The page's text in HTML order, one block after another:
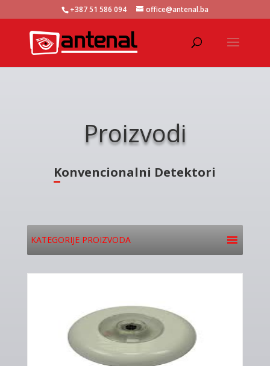
+387 51 586 094 office@antenal.ba
Proizvodi
Konvencionalni Detektori
KATEGORIJE PROIZVODA